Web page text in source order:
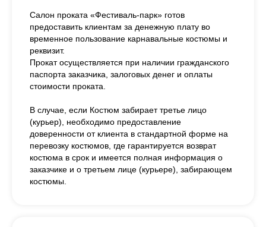
Салон проката «Фестиваль-парк» готов
предоставить клиентам за денежную плату во
временное пользование карнавальные костюмы и
реквизит.
Прокат осуществляется при наличии гражданского
паспорта заказчика, залоговых денег и оплаты
стоимости проката.
В случае, если Костюм забирает третье лицо
(курьер), необходимо предоставление
доверенности от клиента в стандартной форме на
перевозку костюмов, где гарантируется возврат
костюма в срок и имеется полная информация о
заказчике и о третьем лице (курьере), забирающем
костюмы.